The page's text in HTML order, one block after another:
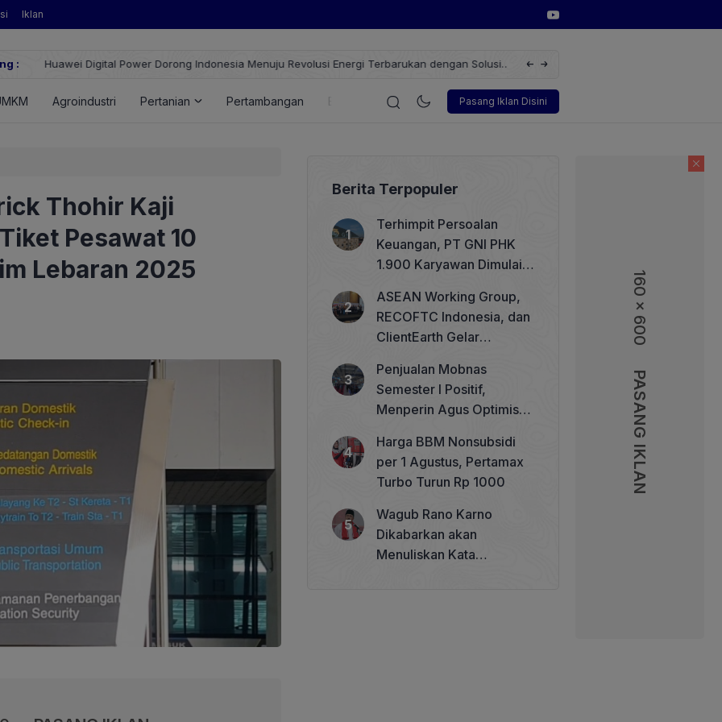
160 x 600
PASANG IKLAN
Iklan
:
Huawei Digital Power Dorong Indonesia Menuju Revolusi Energi Terbarukan dengan Solusi
Wakil Direktur Utama PT Pelindo,
Pasang Iklan Disini
Agroindustri Pertanian Pertambangan Energi Korporasi Teknologi Otomotif
Thohir Kaji
Pesawat 10
Lebaran 2025
Berita Terpopuler
Terhimpit Persoalan
Keuangan, PT GNI PHK
1.900 Karyawan Dimulai 5
ASEAN Working Group,
RECOFTC Indonesia, dan
ClientEarth Gelar
Memperkuat Tata Kelola
Perhutanan Sosial
Penjualan Mobnas
Semester I Positif,
Menperin Agus Optimistis
Harga BBM Nonsubsidi
per 1 Agustus, Pertamax
Turbo Turun Rp 1000
Wagub Rano Karno
Dikabarkan akan
Menuliskan Kata